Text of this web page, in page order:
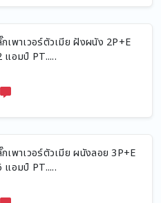
เพาเวอร์ตัวเมีย ฝังผนัง 2P+E
แอมป์ PT.....
เพาเวอร์ตัวเมีย ผนังลอย 3P+E
แอมป์ PT.....